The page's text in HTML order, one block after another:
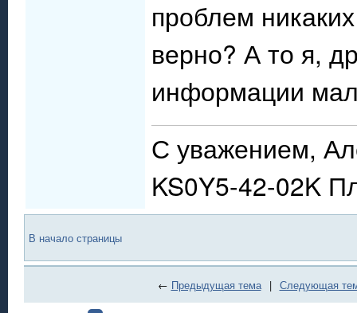
проблем
верно? А то я,
информации
С уважением,
KS0Y5-42-02K
В начало страницы
← Предыдущая тема | Следующая